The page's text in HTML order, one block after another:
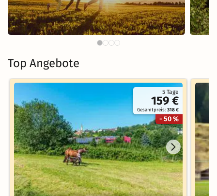
Top Angebote
5 Tage
159 €
Gesamtpreis:318 €
- 50 %